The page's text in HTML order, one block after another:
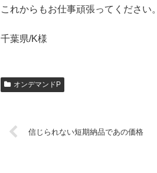
これからもお仕事頑張ってください。
千葉県/K様
オンデマンドP
信じられない短期納品であの価格